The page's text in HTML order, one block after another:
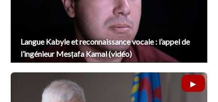
Langue Kabyle et reconnaissance vocale : l’appel de
l’ingénieur Mesṭafa Kamal (vidéo)